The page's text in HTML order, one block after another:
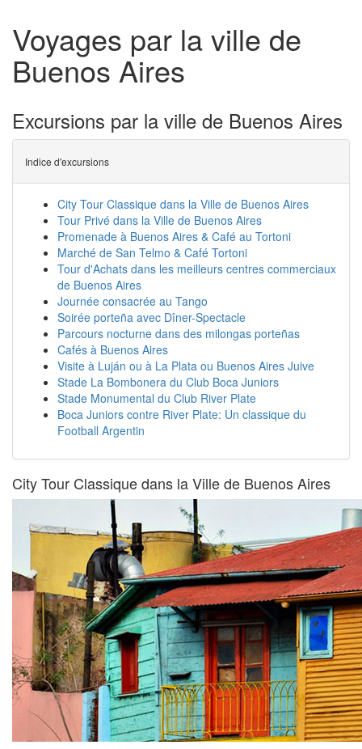
Voyages par la ville de
Buenos Aires
Excursions par la ville de Buenos Aires
Indice d'excursions
City Tour Classique dans la Ville de Buenos Aires
Tour Privé dans la Ville de Buenos Aires
Promenade à Buenos Aires & Café au Tortoni
Marché de San Telmo & Café Tortoni
Tour d'Achats dans les meilleurs centres commerciaux
de Buenos Aires
Journée consacrée au Tango
Soirée porteña avec Dîner-Spectacle
Parcours nocturne dans des milongas porteñas
Cafés à Buenos Aires
Visite à Luján ou à La Plata ou Buenos Aires Juive
Stade La Bombonera du Club Boca Juniors
Stade Monumental du Club River Plate
Boca Juniors contre River Plate: Un classique du
Football Argentin
City Tour Classique dans la Ville de Buenos Aires